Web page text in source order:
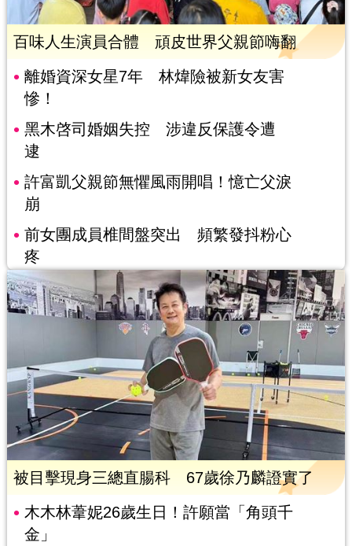
百味人生演員合體 頑皮世界父親節嗨翻
離婚資深女星7年 林煒險被新女友害
慘！
黑木啓司婚姻失控 涉違反保護令遭
逮
許富凱父親節無懼風雨開唱！憶亡父淚
崩
前女團成員椎間盤突出 頻繁發抖粉心
疼
被目擊現身三總直腸科 67歲徐乃麟證實了
木木林葦妮26歲生日！許願當「角頭千
金」